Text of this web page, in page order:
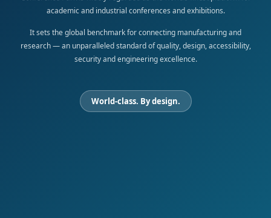
academic and industrial conferences and exhibitions.
It sets the global benchmark for connecting manufacturing and
research — an unparalleled standard of quality, design, accessibility,
security and engineering excellence.
World-class. By design.